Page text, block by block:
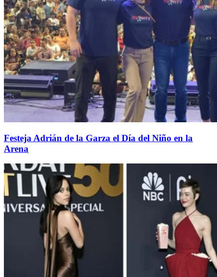
Festeja Adrián de la Garza el Día del Niño en la
Arena